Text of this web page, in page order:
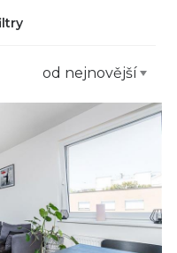
od nejnovější